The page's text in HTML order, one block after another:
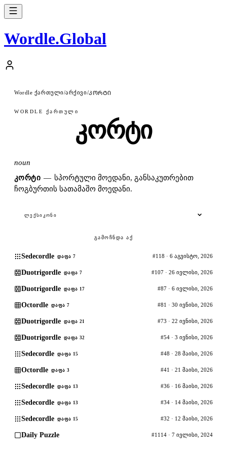
Wordle.Global
Wordle ქართული/არქივი/ᲙᲝᲠᲢᲘ
WORDLE ᲥᲐᲠᲗᲣᲚᲘ
კორტი
noun
ᲙᲝᲠᲢᲘ — სპორტული მოედანი, განსაკუთრებით
ჩოგბურთის სათამაშო მოედანი.
ᲚᲔᲥᲡᲘᲙᲝᲜᲘ
ᲒᲐᲛᲝᲩᲜᲓᲐ ᲐᲥ
Sedecordle ᲓᲐᲤᲐ 7 #118 · 6 აგვისტო, 2026
Duotrigordle ᲓᲐᲤᲐ 7 #107 · 26 ივლისი, 2026
Duotrigordle ᲓᲐᲤᲐ 17 #87 · 6 ივლისი, 2026
Octordle ᲓᲐᲤᲐ 7 #81 · 30 ივნისი, 2026
Duotrigordle ᲓᲐᲤᲐ 21 #73 · 22 ივნისი, 2026
Duotrigordle ᲓᲐᲤᲐ 32 #54 · 3 ივნისი, 2026
Sedecordle ᲓᲐᲤᲐ 15 #48 · 28 მაისი, 2026
Octordle ᲓᲐᲤᲐ 3 #41 · 21 მაისი, 2026
Sedecordle ᲓᲐᲤᲐ 13 #36 · 16 მაისი, 2026
Sedecordle ᲓᲐᲤᲐ 13 #34 · 14 მაისი, 2026
Sedecordle ᲓᲐᲤᲐ 15 #32 · 12 მაისი, 2026
Daily Puzzle #1114 · 7 ივლისი, 2024